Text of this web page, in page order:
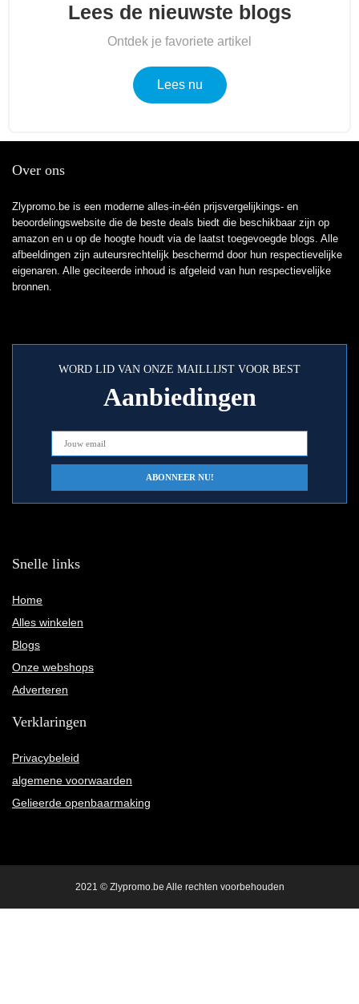
Lees de nieuwste blogs
Ontdek je favoriete artikel
Lees nu
Over ons
Zlypromo.be is een moderne alles-in-één prijsvergelijkings- en
beoordelingswebsite die de beste deals biedt die beschikbaar zijn op
amazon en u op de hoogte houdt via de laatst toegevoegde blogs. Alle
afbeeldingen zijn auteursrechtelijk beschermd door hun respectievelijke
eigenaren. Alle geciteerde inhoud is afgeleid van hun respectievelijke
bronnen.
WORD LID VAN ONZE MAILLIJST VOOR BEST
Aanbiedingen
Snelle links
Home
Alles winkelen
Blogs
Onze webshops
Adverteren
Verklaringen
Privacybeleid
algemene voorwaarden
Gelieerde openbaarmaking
2021 © Zlypromo.be Alle rechten voorbehouden